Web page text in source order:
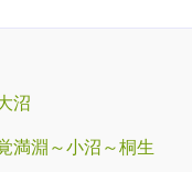
沼
満淵～小沼～桐生